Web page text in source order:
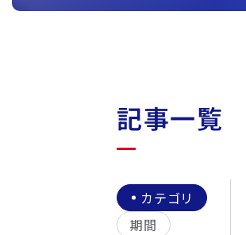
記事一覧
カテゴリ
期間